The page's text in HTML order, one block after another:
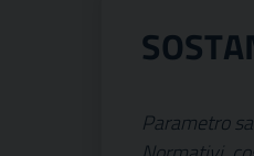
Parametro